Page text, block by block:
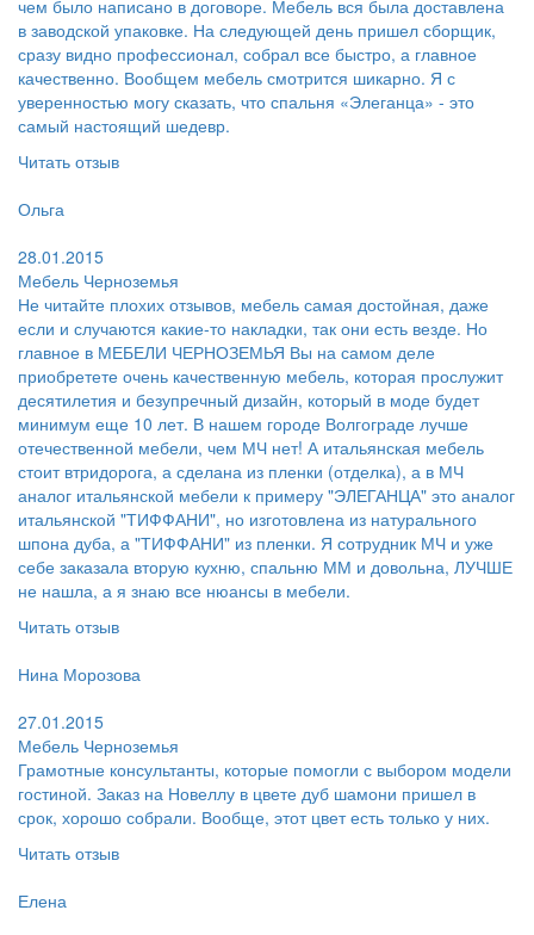
чем было написано в договоре. Мебель вся была доставлена
в заводской упаковке. На следующей день пришел сборщик,
сразу видно профессионал, собрал все быстро, а главное
качественно. Вообщем мебель смотрится шикарно. Я с
уверенностью могу сказать, что спальня «Элеганца» - это
самый настоящий шедевр.
Читать отзыв
Ольга
28.01.2015
Мебель Черноземья
Не читайте плохих отзывов, мебель самая достойная, даже
если и случаются какие-то накладки, так они есть везде. Но
главное в МЕБЕЛИ ЧЕРНОЗЕМЬЯ Вы на самом деле
приобретете очень качественную мебель, которая прослужит
десятилетия и безупречный дизайн, который в моде будет
минимум еще 10 лет. В нашем городе Волгограде лучше
отечественной мебели, чем МЧ нет! А итальянская мебель
стоит втридорога, а сделана из пленки (отделка), а в МЧ
аналог итальянской мебели к примеру "ЭЛЕГАНЦА" это аналог
итальянской "ТИФФАНИ", но изготовлена из натурального
шпона дуба, а "ТИФФАНИ" из пленки. Я сотрудник МЧ и уже
себе заказала вторую кухню, спальню ММ и довольна, ЛУЧШЕ
не нашла, а я знаю все нюансы в мебели.
Читать отзыв
Нина Морозова
27.01.2015
Мебель Черноземья
Грамотные консультанты, которые помогли с выбором модели
гостиной. Заказ на Новеллу в цвете дуб шамони пришел в
срок, хорошо собрали. Вообще, этот цвет есть только у них.
Читать отзыв
Елена